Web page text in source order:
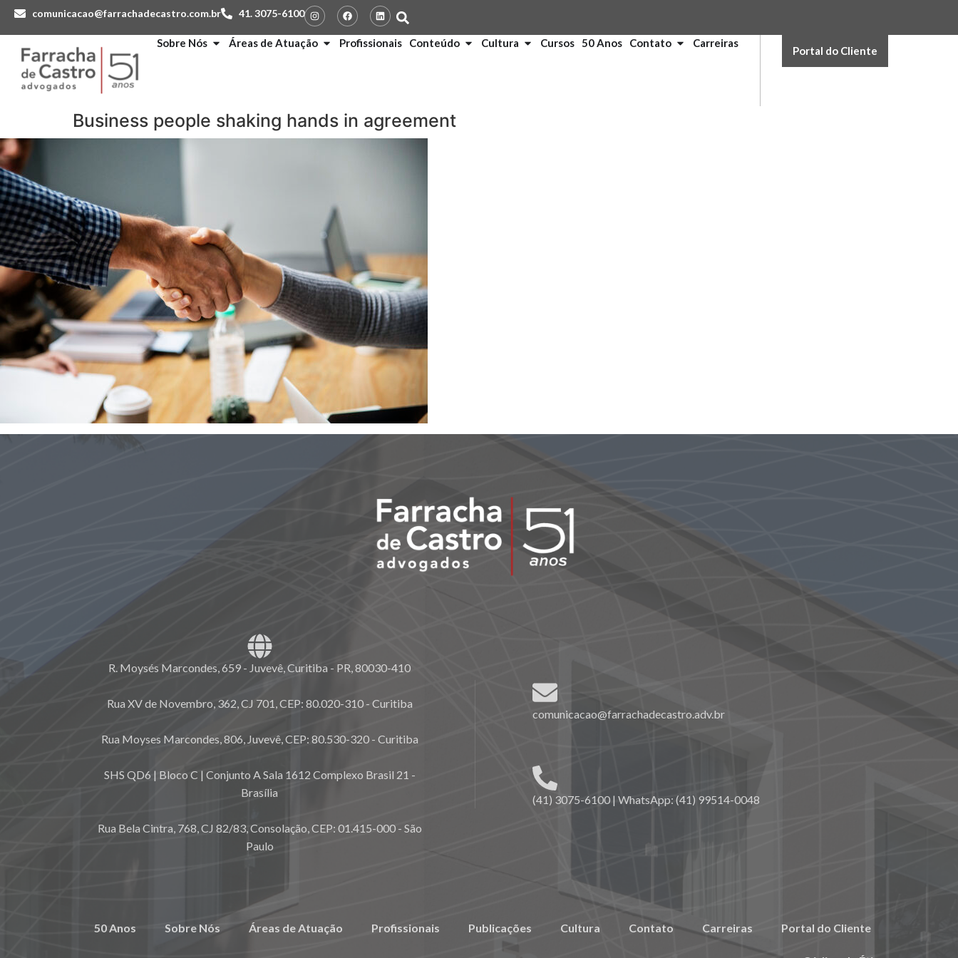
comunicacao@farrachadecastro.com.br 41. 3075-6100
Sobre Nós Áreas de Atuação Profissionais Conteúdo Cultura Cursos 50 Anos Contato Carreiras
Portal do Cliente
Business people shaking hands in agreement
R. Moysés Marcondes, 659 - Juvevê, Curitiba - PR, 80030-410
Rua XV de Novembro, 362, CJ 701, CEP: 80.020-310 - Curitiba
Rua Moyses Marcondes, 806, Juvevê, CEP: 80.530-320 - Curitiba
SHS QD6 | Bloco C | Conjunto A Sala 1612 Complexo Brasil 21 -
Brasília
Rua Bela Cintra, 768, CJ 82/83, Consolação, CEP: 01.415-000 - São
Paulo
comunicacao@farrachadecastro.adv.br
(41) 3075-6100 | WhatsApp: (41) 99514-0048
50 Anos Sobre Nós Áreas de Atuação Profissionais Publicações Cultura Contato Carreiras Portal do Cliente